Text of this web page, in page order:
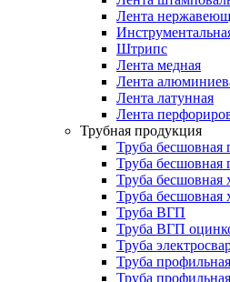
Лента
Штрипс
Лента медная
Лента
Лента латунная
Лента
Трубная продукция
Труба бесшовная
Труба бесшовная
Труба бесшовная
Труба бесшовная
Труба ВГП
Труба ВГП
Труба
Труба
Труба